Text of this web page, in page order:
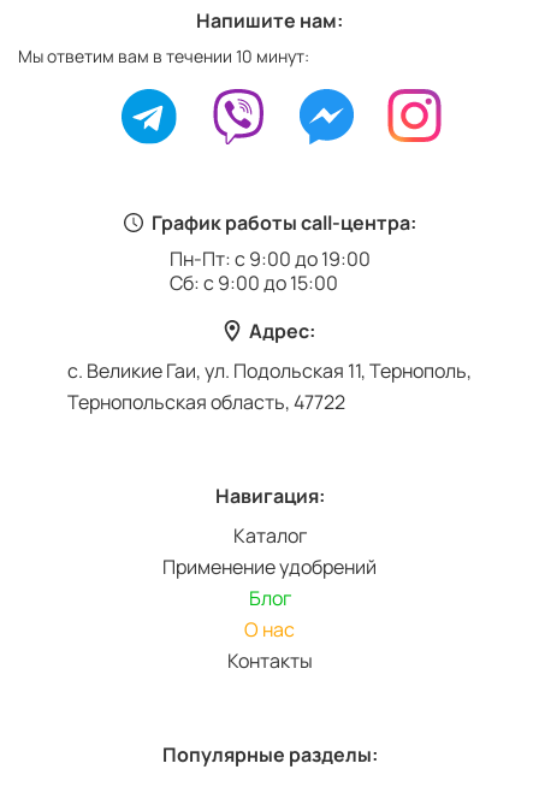
График работы call-центра:
Пн-Пт: с 9:00 до 19:00
Сб: с 9:00 до 15:00
Адрес:
с. Великие Гаи, ул. Подольская 11, Тернополь,
Тернопольская область, 47722
Навигация:
Каталог
Применение удобрений
Блог
О нас
Контакты
Популярные разделы:
Напишите нам:
Мы ответим вам в течении 10 минут: